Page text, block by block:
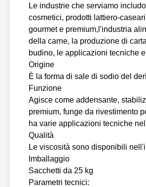
Le industrie che serviamo
cosmetici, prodotti lattiero-
gourmet e premium,l'industria
della carne, la produzione di
budino, le applicazioni tecniche
Origine
È la forma di sale di sodio del
Funzione
Agisce come addensante,
premium, funge da rivestimento
ha varie applicazioni tecniche
Qualità
Le viscosità sono disponibili
Imballaggio
Sacchetti da 25 kg
Parametri tecnici: